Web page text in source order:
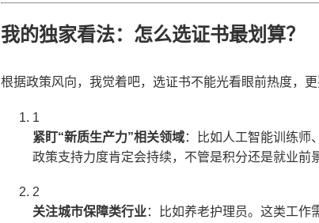
我的独家看法：怎么选证书最划算？
根据政策风向，我觉着吧，选证书不能光看眼前热度，
1
紧盯“新质生产力”相关领域：比如人工智能训练师
政策支持力度肯定会持续，不管是积分还是就业前
2
关注城市保障类行业：比如养老护理员。这类工作